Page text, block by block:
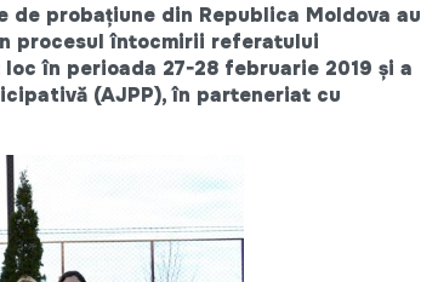
probațiune din Republica Moldova au
procesul întocmirii referatului
în perioada 27-28 februarie 2019 și a
(AJPP), în parteneriat cu